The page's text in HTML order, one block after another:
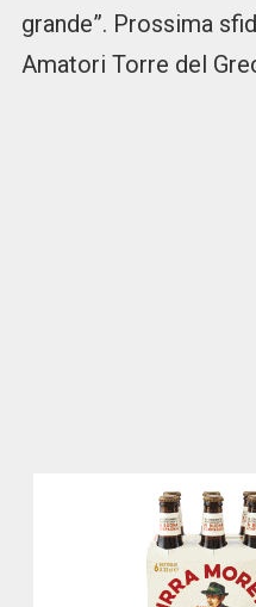
grande”. Prossima
Amatori Torre del